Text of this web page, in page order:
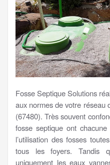
Fosse Septique Solutions
aux normes de votre réseau
(67480). Très souvent
fosse septique ont
l’utilisation des fosses
tous les foyers. Tandis
uniquement les eaux